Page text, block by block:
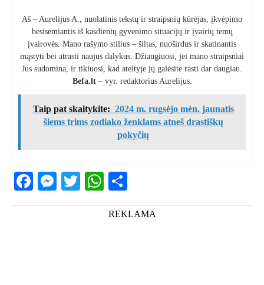
Aš – Aurelijus A., nuolatinis tekstų ir straipsnių kūrėjas, įkvėpimo
besisemiantis iš kasdienių gyvenimo situacijų ir įvairių temų
įvairovės. Mano rašymo stilius – šiltas, nuoširdus ir skatinantis
mąstyti bei atrasti naujus dalykus. Džiaugiuosi, jei mano straipsniai
Jus sudomina, ir tikiuosi, kad ateityje jų galėsite rasti dar daugiau.
Befa.lt– vyr. redaktorius Aurelijus.
Taip pat skaitykite: 2024 m. rugsėjo mėn. jaunatis
šiems trims zodiako ženklams atneš drastiškų
pokyčių
Facebook
Messenger
TwitterWhatsApp
REKLAMA